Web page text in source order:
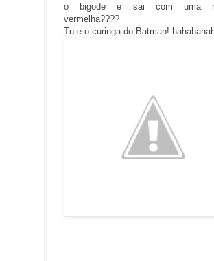
o bigode e sai com uma
vermelha????
Tu e o curinga do Batman!